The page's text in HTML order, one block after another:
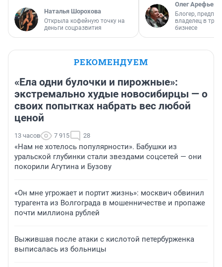
Наталья Шорохова
Открыла кофейную точку на
деньги соцразвития
Олег Арефьев
Блогер,
владелец в
бизнесе
РЕКОМЕНДУЕМ
«Ела одни булочки и пирожные»:
экстремально худые новосибирцы — о
своих попытках набрать вес любой
ценой
13 часов 7 915 28
«Нам не хотелось популярности». Бабушки из
уральской глубинки стали звездами соцсетей — они
покорили Агутина и Бузову
«Он мне угрожает и портит жизнь»: москвич обвинил
турагента из Волгограда в мошенничестве и пропаже
почти миллиона рублей
Выжившая после атаки с кислотой петербурженка
выписалась из больницы